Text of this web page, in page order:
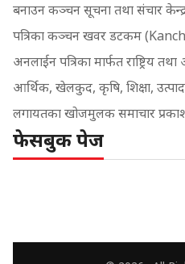
बनाउन कञ्चन सूचना तथा संचार
पत्रिका कञ्चन खवर डटकम
अनलाईन पत्रिका मार्फत राष्ट्रिय
आर्थिक, खेलकुद, कृषि, शिक्षा,
लगायतका खोजमुलक समाचार
फेसबुक पेज